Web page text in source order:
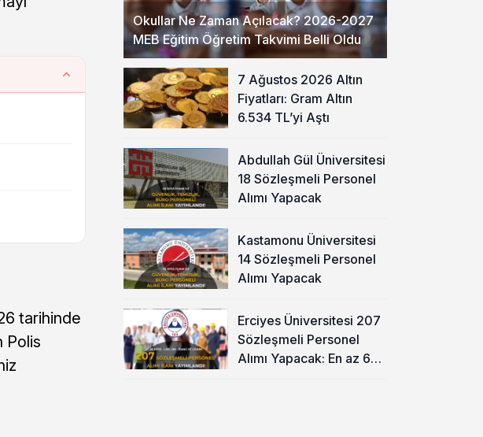
tarihinde
Polis
Okullar Ne Zaman Açılacak? 2026-2027
MEB Eğitim Öğretim Takvimi Belli Oldu
7 Ağustos 2026 Altın
Fiyatları: Gram Altın
6.534 TL’yi Aştı
Abdullah Gül Üniversitesi
18 Sözleşmeli Personel
Alımı Yapacak
Kastamonu Üniversitesi
14 Sözleşmeli Personel
Alımı Yapacak
Erciyes Üniversitesi 207
Sözleşmeli Personel
Alımı Yapacak: En az 60